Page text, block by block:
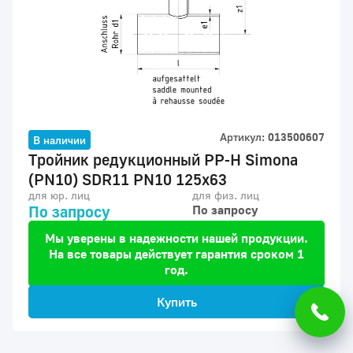
В наличии Артикул: 013500607
Тройник редукционный PP-H Simona
(PN10) SDR11 PN10 125x63
для юр. лиц
По запросу
для физ. лиц
По запросу
Мы уверены в надежности нашей продукции.
На все товары действует гарантия сроком 1
год.
Купить